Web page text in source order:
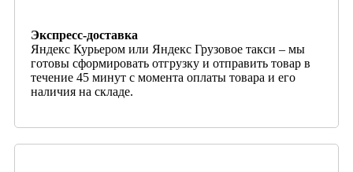
Экспресс-доставка
Яндекс Курьером или Яндекс Грузовое такси – мы
готовы сформировать отгрузку и отправить товар в
течение 45 минут с момента оплаты товара и его
наличия на складе.